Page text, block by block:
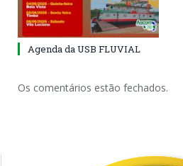
Agenda da USB FLUVIAL
Os comentários estão fechados.